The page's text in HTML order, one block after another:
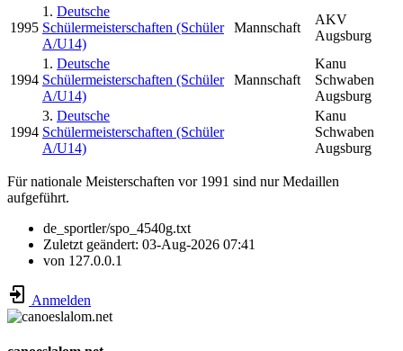
1995
1. Deutsche
Schülermeisterschaften (Schüler
A/U14)
Mannschaft
AKV
Augsburg
1994
1. Deutsche
Schülermeisterschaften (Schüler
A/U14)
Mannschaft
Kanu
Schwaben
Augsburg
1994
3. Deutsche
Schülermeisterschaften (Schüler
A/U14)
Kanu
Schwaben
Augsburg
Für nationale Meisterschaften vor 1991 sind nur Medaillen
aufgeführt.
de_sportler/spo_4540g.txt
Zuletzt geändert: 03-Aug-2026 07:41
von 127.0.0.1
Anmelden